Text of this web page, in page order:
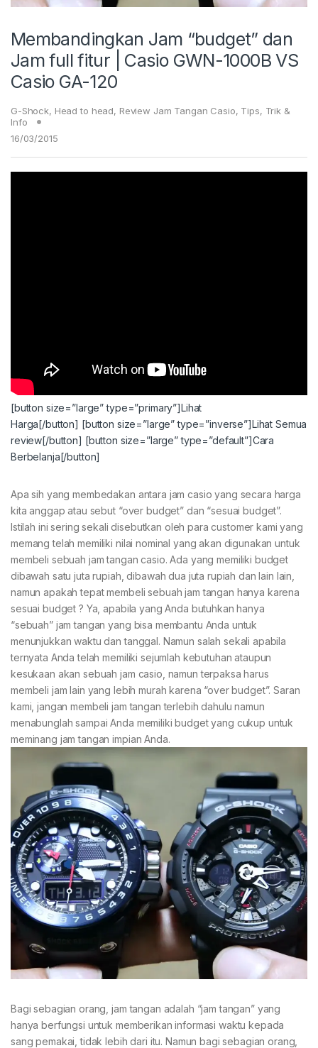
Membandingkan Jam “budget” dan
Jam full fitur | Casio GWN-1000B VS
Casio GA-120
G-Shock, Head to head, Review Jam Tangan Casio, Tips, Trik &
Info
16/03/2015
[button size=”large” type=”primary”]Lihat
Harga[/button] [button size=”large” type=”inverse”]Lihat Semua
review[/button] [button size=”large” type=”default”]Cara
Berbelanja[/button]
Apa sih yang membedakan antara jam casio yang secara harga
kita anggap atau sebut “over budget” dan “sesuai budget”.
Istilah ini sering sekali disebutkan oleh para customer kami yang
memang telah memiliki nilai nominal yang akan digunakan untuk
membeli sebuah jam tangan casio. Ada yang memiliki budget
dibawah satu juta rupiah, dibawah dua juta rupiah dan lain lain,
namun apakah tepat membeli sebuah jam tangan hanya karena
sesuai budget ? Ya, apabila yang Anda butuhkan hanya
“sebuah” jam tangan yang bisa membantu Anda untuk
menunjukkan waktu dan tanggal. Namun salah sekali apabila
ternyata Anda telah memiliki sejumlah kebutuhan ataupun
kesukaan akan sebuah jam casio, namun terpaksa harus
membeli jam lain yang lebih murah karena “over budget”. Saran
kami, jangan membeli jam tangan terlebih dahulu namun
menabunglah sampai Anda memiliki budget yang cukup untuk
meminang jam tangan impian Anda.
Bagi sebagian orang, jam tangan adalah “jam tangan” yang
hanya berfungsi untuk memberikan informasi waktu kepada
sang pemakai, tidak lebih dari itu. Namun bagi sebagian orang,